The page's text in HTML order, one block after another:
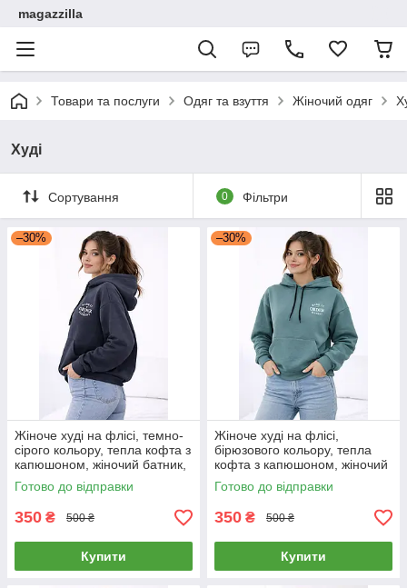
magazzilla
Товари та послуги Одяг та взуття Жіночий одяг
Худі
Сортування 0 Фільтри
–30%
Жіноче худі на флісі, темно-
сірого кольору, тепла кофта з
капюшоном, жіночий батник,
46-52
Готово до відправки
350 ₴ 500 ₴
Купити
–30%
Жіноче худі на флісі,
бірюзового кольору, тепла
кофта з капюшоном, жіночий
батник, 46-52
Готово до відправки
350 ₴ 500 ₴
Купити